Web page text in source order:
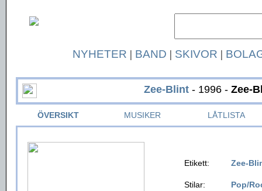
NYHETER | BAND | SKIVOR |
Zee-Blint - 1996 - Zee-
ÖVERSIKT MUSIKER LÅTLISTA
Etikett: Zee-
Stilar: Pop/